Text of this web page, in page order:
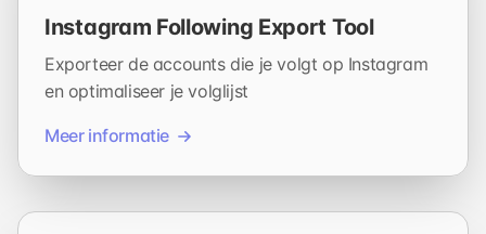
Instagram Following Export Tool
Exporteer de accounts die je volgt op Instagram
en optimaliseer je volglijst
Meer informatie